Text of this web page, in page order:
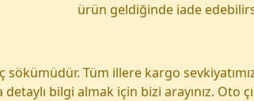
ürün geldiğinde iade
sökümüdür. Tüm illere kargo
detaylı bilgi almak için bizi arayınız. Oto